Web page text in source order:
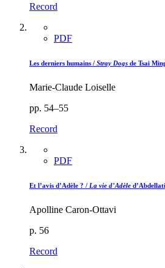
Record
PDF
Les derniers humains / Stray Dogs de Tsai
Marie-Claude Loiselle
pp. 54–55
Record
PDF
Et l’avis d’Adèle ? / La vie d’Adèle
Apolline Caron-Ottavi
p. 56
Record